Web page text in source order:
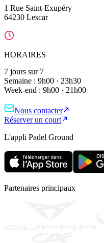
1 Rue Saint-Exupéry
64230 Lescar
HORAIRES
7 jours sur 7
Semaine : 9h00 · 23h30
Week-end : 9h00 · 21h00
Nous contacter
Réserver un court
L'appli Padel Ground
Partenaires principaux